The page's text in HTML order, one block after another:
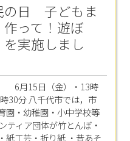
の日 子どもま
って！遊ぼ
を実施しまし
6月15日（金）・13時
30分 八千代市では，市
園・幼稚園・小中学校等
ティア団体が竹とんぼ・
紙工芸・折り紙 ・昔あそ